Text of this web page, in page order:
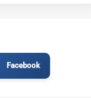
Facebook